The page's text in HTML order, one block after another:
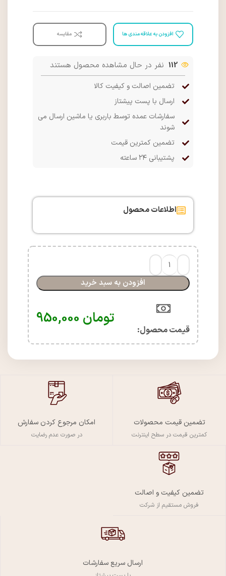
افزودن به علاقه مندی ها مقایسه
112 نفر در حال مشاهده محصول هستند
تضمین اصالت و کیفیت کالا
ارسال با پست پیشتاز
سفارشات عمده توسط باربری یا ماشین ارسال می
شوند
تضمین کمترین قیمت
پشتیبانی ۲۴ ساعته
اطلاعات محصول
افزودن به سبد خرید
قیمت محصول:​
تومان
تضمین قیمت محصولات
کمترین قیمت در سطح اینترنت
امکان مرجوع کردن سفارش
در صورت عدم رضایت
تضمین کیفیت و اصالت
فروش مستقیم از شرکت
ارسال سریع سفارشات